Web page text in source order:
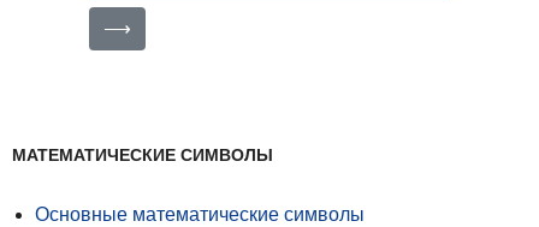
⟶
МАТЕМАТИЧЕСКИЕ СИМВОЛЫ
Основные математические символы